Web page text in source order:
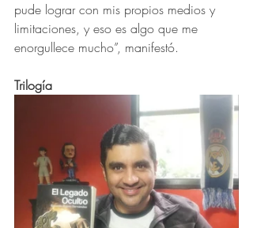
pude lograr con mis propios medios y
limitaciones, y eso es algo que me
enorgullece mucho”, manifestó.
Trilogía